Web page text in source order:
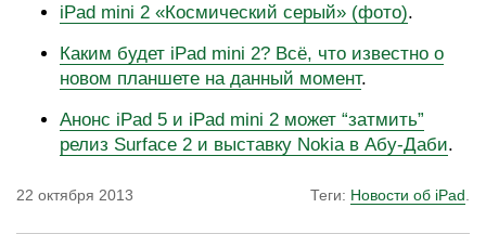
iPad mini 2 «Космический серый» (фото).
Каким будет iPad mini 2? Всё, что известно о
новом планшете на данный момент.
Анонс iPad 5 и iPad mini 2 может “затмить”
релиз Surface 2 и выставку Nokia в Абу-Даби.
22 октября 2013 Теги: Новости об iPad